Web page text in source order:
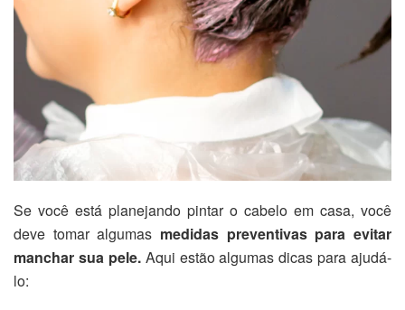
Se você está planejando pintar o cabelo em casa, você
deve tomar algumas medidas preventivas para evitar
manchar sua pele.Aqui estão algumas dicas para ajudá-
lo: